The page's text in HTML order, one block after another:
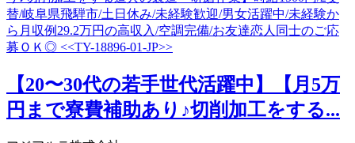
【20〜30代の若手世代活躍中】【月5万
円まで寮費補助あり♪切削加工をする...